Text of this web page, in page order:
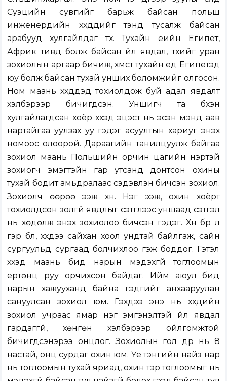
Суэцийн сувгийг барьж байсан польш
инженерүүдийн хүүхдүүдийг тэнд тусалж байсан
арабууд хулгайлдаг түүх. Тухайн үеийн Египет,
Африк тивд болж байсан үйл явдал, түүхийг уран
зохиолын аргаар бичиж, хүмүүст тухайн үед Египетэд
юу болж байсан тухай унших боломжийг олгосон.
Ном маань хүүхдүүдэд тохиолдож буй адал явдалт
хэлбэрээр бичигдсэн. Уншигч та бүхэн
хулгайлагдсан хоёр хүүхэд эцэст нь эсэн мэнд аав
нартайгаа уулзах уу гэдэг асуултын хариуг энэхүү
номоос олоорой. Дараагийн танилцуулж байгаа
зохиол маань Польшийн орчин цагийн нэртэй
зохиогч эмэгтэйн гар утсанд донтсон охины
тухай бодит амьдралаас сэдэвлэн бичсэн зохиол.
Зохиолч өөрөө ээж хүн. Нэг ээж, охин хоёрт
тохиолдсон золгүй явдлыг сэтгүүлээс уншаад сэтгэл
нь хөдөлж энэхүү зохиолоо бичсэн гэдэг. Хүн бүр л
гэр бүл, хүүхдээ сайхан хоол ундтай байлгаж, сайн
сургуульд сургаад болчихлоо гэж боддог. Гэтэл
хүүхэд маань бид нарын мэдэхгүй тоглоомын
ертөнц руу орчихсон байдаг. Ийм аюул бид
нарын хажууханд байна гэдгийг анхааруулан
сануулсан зохиол юм. Гэхдээ энэ нь хүүхдийн
зохиол учраас ямар нэг эмгэнэлтэй үйл явдал
гардаггүй, хөнгөн хэлбэрээр ойлгомжтой
бичигдсэнэрээ онцлог. Зохиолын гол дүр нь 8
настай, онц сурдаг охин юм. Үе тэнгийн найз нар
нь тоглоомын тухай яриад, охин тэр тоглоомыг нь